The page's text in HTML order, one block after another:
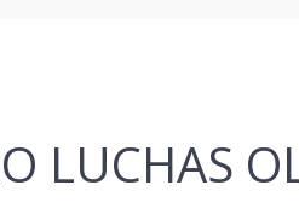
LUCHAS